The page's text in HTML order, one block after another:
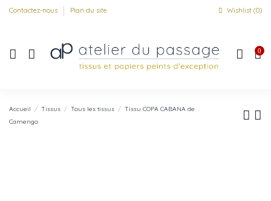
Contactez-nous Plan du site Wishlist (0)
0
Accueil Tissus Tous les tissus
Tissu COPA CABANA de
Camengo